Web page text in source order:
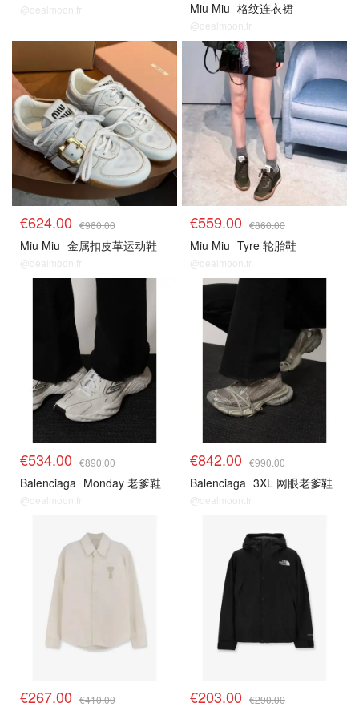
@dealmoon.fr Miu Miu 格纹连衣裙
@dealmoon.fr
€624.00 €960.00
Miu Miu 金属扣皮革运动鞋
@dealmoon.fr
€559.00 €860.00
Miu Miu Tyre 轮胎鞋
@dealmoon.fr
€534.00 €890.00
Balenciaga Monday 老爹鞋
@dealmoon.fr
€842.00 €990.00
Balenciaga 3XL 网眼老爹鞋
@dealmoon.fr
€267.00 €410.00 €203.00 €290.00